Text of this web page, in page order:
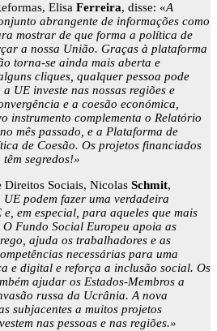
Elisa Ferreira, disse: «A
abrangente de informações como
mostrar de que forma a política de
a nossa União. Graças à plataforma
torna-se ainda mais aberta e
cliques, qualquer pessoa pode
UE investe nas nossas regiões e
e a coesão económica,
instrumento complementa o Relatório
mês passado, e a Plataforma de
de Coesão. Os projetos financiados
segredos!»
Direitos Sociais, Nicolas Schmit,
UE podem fazer uma verdadeira
em especial, para aqueles que mais
Fundo Social Europeu apoia as
ajuda os trabalhadores e as
necessárias para uma
e digital e reforça a inclusão social. Os
ajudar os Estados-Membros a
russa da Ucrânia. A nova
subjacentes a muitos projetos
nas pessoas e nas regiões.»